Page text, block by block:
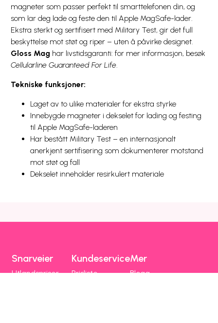
magneter som passer perfekt til smarttelefonen din, og
som lar deg lade og feste den til Apple MagSafe-lader.
Ekstra sterkt og sertifisert med Military Test, gir det full
beskyttelse mot støt og riper – uten å påvirke designet.
Gloss Mag har livstidsgaranti: for mer informasjon, besøk
Cellularline Guaranteed For Life
Tekniske funksjoner:
Laget av to ulike materialer for ekstra styrke
Innebygde magneter i dekselet for lading og festing
til Apple MagSafe-laderen
Har bestått Military Test – en internasjonalt
anerkjent sertifisering som dokumenterer motstand
mot støt og fall
Dekselet inneholder resirkulert materiale
Snarveier
Utlandspriser
Kundeservice
Prisliste
Mer
Blogg